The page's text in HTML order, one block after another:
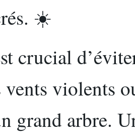
☀️
crucial
vents violents
grand arbre.